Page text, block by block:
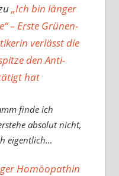
„Ich bin länger
– Erste Grünen-
verlässt die
den Anti-
hat
finde ich
absolut nicht,
eigentlich…
Homöopathin